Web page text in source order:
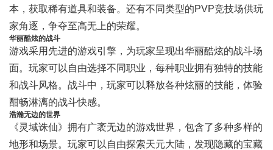
本，获取稀有道具和装备。还有不同类型的PVP竞技场供玩
家角逐，争夺至高无上的荣耀。
华丽酷炫的战斗
游戏采用先进的游戏引擎，为玩家呈现出华丽酷炫的战斗场
面。玩家可以自由选择不同职业，每种职业拥有独特的技能
和战斗风格。战斗中，玩家可以释放各种炫丽的技能，体验
酣畅淋漓的战斗快感。
浩瀚无边的世界
《灵域诛仙》拥有广袤无边的游戏世界，包含了多种多样的
地形和场景。玩家可以自由探索天元大陆，发现隐藏的宝藏